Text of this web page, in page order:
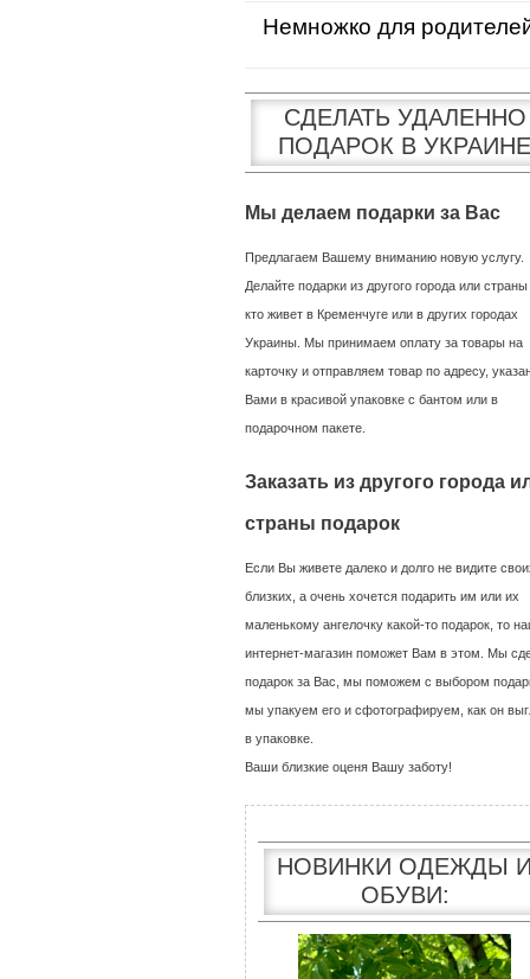
Немножко для
СДЕЛАТЬ УДАЛЕННО
ПОДАРОК В УКРАИНЕ
Мы делаем подарки за Вас
Предлагаем Вашему вниманию новую услугу.
Делайте подарки из другого города или страны
кто живет в Кременчуге или в других городах
Украины. Мы принимаем оплату за товары на
карточку и отправляем товар по адресу,
Вами в красивой упаковке с бантом или в
подарочном пакете.
Заказать из другого города
страны подарок
Если Вы живете далеко и долго не видите
близких, а очень хочется подарить им или их
маленькому ангелочку какой-то подарок, то
интернет-магазин поможет Вам в этом. Мы
подарок за Вас, мы поможем с выбором
мы упакуем его и сфотографируем, как он
в упаковке.
Ваши близкие оценя Вашу заботу!
НОВИНКИ ОДЕЖДЫ И
ОБУВИ: